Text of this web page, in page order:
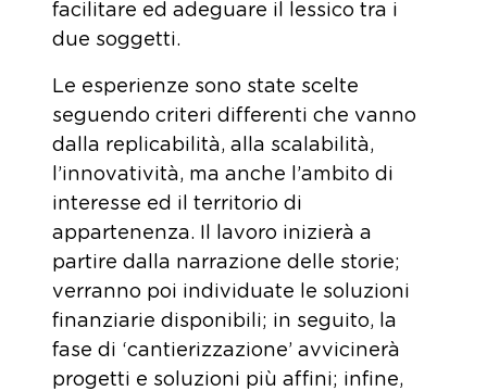
facilitare ed adeguare il lessico tra i
due soggetti.
Le esperienze sono state scelte
seguendo criteri differenti che vanno
dalla replicabilità, alla scalabilità,
l’innovatività, ma anche l’ambito di
interesse ed il territorio di
appartenenza. Il lavoro inizierà a
partire dalla narrazione delle storie;
verranno poi individuate le soluzioni
finanziarie disponibili; in seguito, la
fase di ‘cantierizzazione’ avvicinerà
progetti e soluzioni più affini; infine,